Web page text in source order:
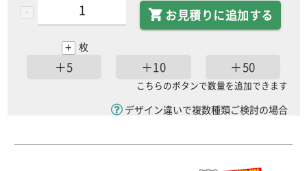
-
+ 枚
お見積りに追加する
＋5 ＋10 ＋50
こちらのボタンで数量を追加できます
デザイン違いで複数種類ご検討の場合